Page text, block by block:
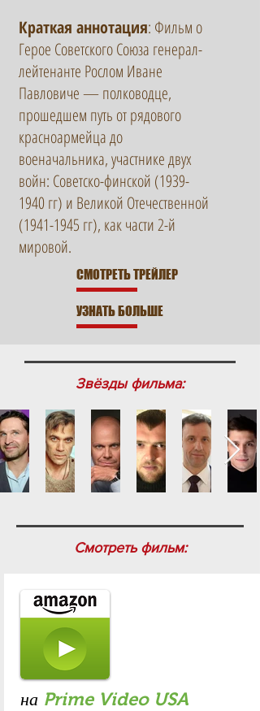
​Краткая аннотация: Фильм о
Герое Советского Союза генерал-
лейтенанте Рослом Иване
Павловиче — полководце,
прошедшем путь от рядового
красноармейца до
военачальника, участнике двух
войн: Cоветско-финской (1939-
1940 гг) и Великой Отечественной
(1941-1945 гг), как части 2-й
мировой.
СМОТРЕТЬ ТРЕЙЛЕР
УЗНАТЬ БОЛЬШЕ
Звёзды фильма:
Смотреть фильм:
на Prime Video USA